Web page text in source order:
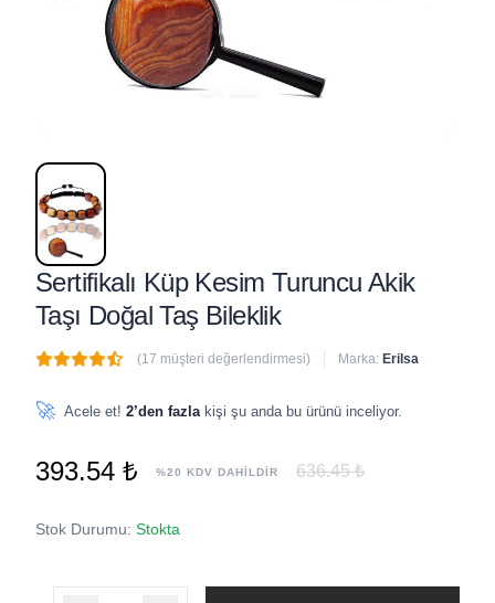
Sertifikalı Küp Kesim Turuncu Akik
Taşı Doğal Taş Bileklik
(17 müşteri değerlendirmesi) Marka: Erilsa
🚀 Acele et! 2’den fazla kişi şu anda bu ürünü inceliyor.
393.54 ₺ %20 KDV DAHİLDİR 636.45 ₺
Stok Durumu: Stokta